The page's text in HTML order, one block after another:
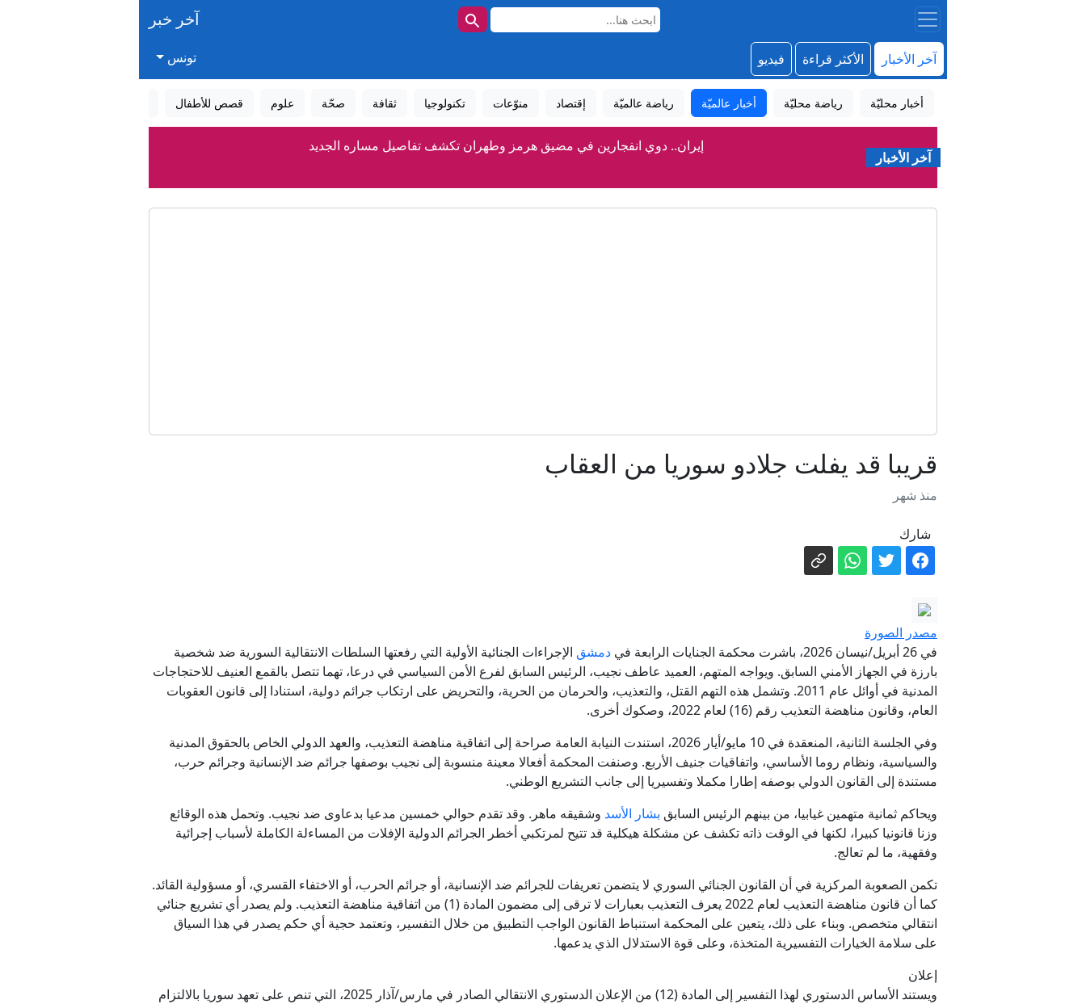
آخر خبر
آخر الأخبار الأكثر قراءة فيديو تونس
أخبار محليّة رياضة محليّة أخبار عالميّة رياضة عالميّة إقتصاد منوّعات تكنولوجيا ثقافة صحّة علوم قصص للأطفال
آخر الأخبار
إيران.. دوي انفجارين في مضيق هرمز وطهران تكشف تفاصيل مساره الجديد
الإدارة العامة للسدود تؤكد دخول سد الدويميس حيز الاستغلال قبل موفى 2026
منها دعم إنفانتينو.. إليك نتائج الاجتماع الطارئ لـ"فيفا" في المغرب
رعب في أوروبا.. مسيّرة مفخخة تعطل مطارا ألمانيا
هل يشكل تاكر كارلسون حزبا ثالثا؟
ترامب: نتحدث مع الإيرانيين وأفضّل التوصل إلى اتفاق لأنني لا أريد قتل الناس
كاتب يهودي يفكك الرواية الإسرائيلية ويوثق "هندسة الإبادة" في غزة
اتفاق غزة بين ضغوط ترامب وحسابات نتنياهو
قريبا قد يفلت جلادو سوريا من العقاب
منذ شهر
شارك
مصدر الصورة
في 26 أبريل/نيسان 2026، باشرت محكمة الجنايات الرابعة في
دمشق الإجراءات الجنائية الأولية التي رفعتها السلطات الانتقالية السورية ضد شخصية
بارزة في الجهاز الأمني السابق. ويواجه المتهم، العميد عاطف نجيب، الرئيس السابق لفرع الأمن السياسي في درعا، تهما تتصل بالقمع العنيف للاحتجاجات
المدنية في أوائل عام 2011. وتشمل هذه التهم القتل، والتعذيب، والحرمان من الحرية، والتحريض على ارتكاب جرائم دولية، استنادا إلى قانون العقوبات
العام، وقانون مناهضة التعذيب رقم (16) لعام 2022، وصكوك أخرى.
وفي الجلسة الثانية، المنعقدة في 10 مايو/أيار 2026، استندت النيابة العامة صراحة إلى اتفاقية مناهضة التعذيب، والعهد الدولي الخاص بالحقوق المدنية
والسياسية، ونظام روما الأساسي، واتفاقيات جنيف الأربع. وصنفت المحكمة أفعالا معينة منسوبة إلى نجيب بوصفها جرائم ضد الإنسانية وجرائم حرب،
مستندة إلى القانون الدولي بوصفه إطارا مكملا وتفسيريا إلى جانب التشريع الوطني.
ويحاكم ثمانية متهمين غيابيا، من بينهم الرئيس السابق بشار الأسد وشقيقه ماهر. وقد تقدم حوالي خمسين مدعيا بدعاوى ضد نجيب. وتحمل هذه الوقائع
وزنا قانونيا كبيرا، لكنها في الوقت ذاته تكشف عن مشكلة هيكلية قد تتيح لمرتكبي أخطر الجرائم الدولية الإفلات من المساءلة الكاملة لأسباب إجرائية
وفقهية، ما لم تعالج.
تكمن الصعوبة المركزية في أن القانون الجنائي السوري لا يتضمن تعريفات للجرائم ضد الإنسانية، أو جرائم الحرب، أو الاختفاء القسري، أو مسؤولية القائد.
كما أن قانون مناهضة التعذيب لعام 2022 يعرف التعذيب بعبارات لا ترقى إلى مضمون المادة (1) من اتفاقية مناهضة التعذيب. ولم يصدر أي تشريع جنائي
انتقالي متخصص. وبناء على ذلك، يتعين على المحكمة استنباط القانون الواجب التطبيق من خلال التفسير، وتعتمد حجية أي حكم يصدر في هذا السياق
على سلامة الخيارات التفسيرية المتخذة، وعلى قوة الاستدلال الذي يدعمها.
إعلان
ويستند الأساس الدستوري لهذا التفسير إلى المادة (12) من الإعلان الدستوري الانتقالي الصادر في مارس/آذار 2025، التي تنص على تعهد سوريا بالالتزام